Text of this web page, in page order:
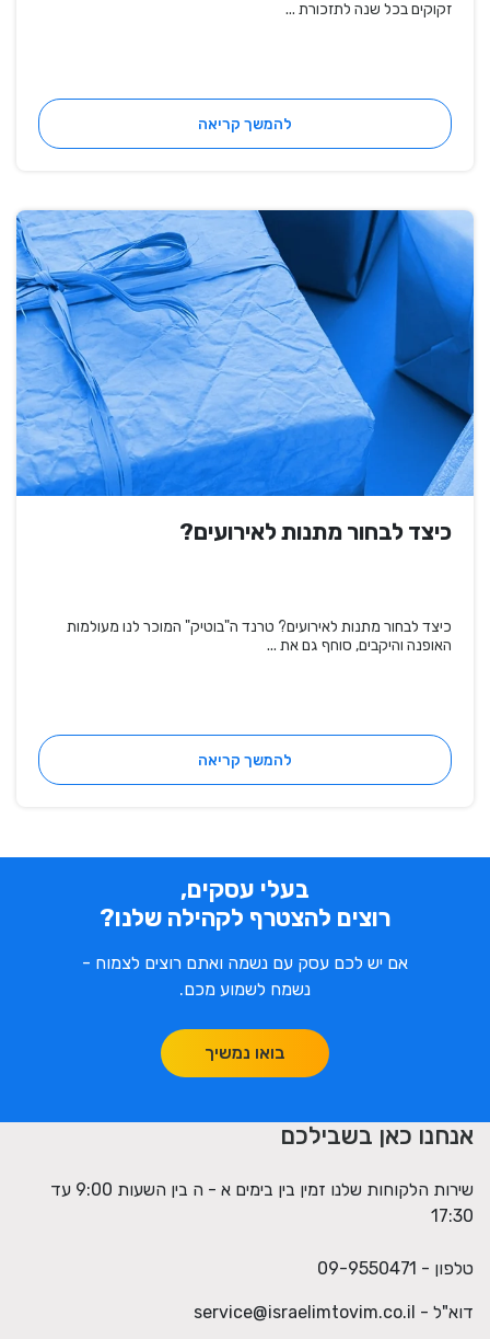
זקוקים בכל שנה לתזכורת ...
להמשך קריאה
כיצד לבחור מתנות לאירועים?
כיצד לבחור מתנות לאירועים? טרנד ה"בוטיק" המוכר לנו מעולמות
האופנה והיקבים, סוחף גם את ...
להמשך קריאה
בעלי עסקים,
רוצים להצטרף לקהילה שלנו?
אם יש לכם עסק עם נשמה ואתם רוצים לצמוח -
נשמח לשמוע מכם.
בואו נמשיך
אנחנו כאן בשבילכם
שירות הלקוחות שלנו זמין בין בימים א - ה בין השעות 9:00 עד
17:30
טלפון - 09-9550471
דוא"ל - service@israelimtovim.co.il